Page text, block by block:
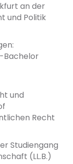
an der
und Politik
Bachelor
und
Recht
Studiengang
(LL.B.)